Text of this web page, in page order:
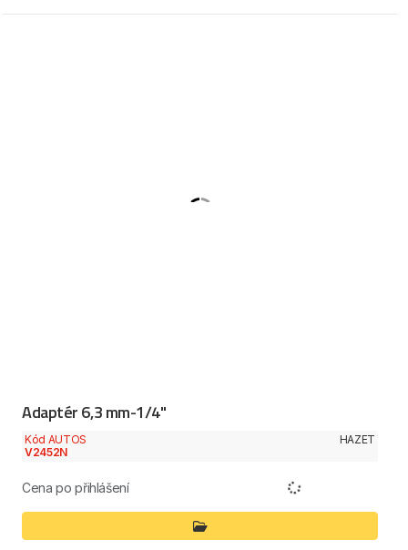
Adaptér 6,3 mm-1/4"
Kód AUTOS
V2452N
HAZET
Cena po přihlášení